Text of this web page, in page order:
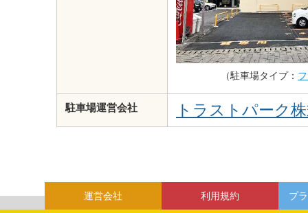
（駐車場タイプ：
駐車場運営会社 トラストパーク
運営会社 利用規約 プ